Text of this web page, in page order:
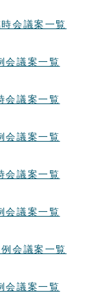
会議案一覧
会議案一覧
会議案一覧
会議案一覧
会議案一覧
会議案一覧
会議案一覧
会議案一覧